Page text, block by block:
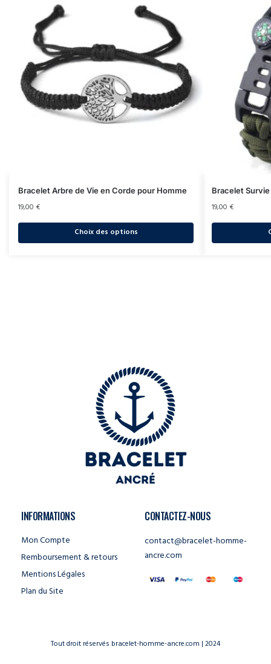
Bracelet Arbre de Vie en Corde pour Homme
19,00 €
Choix des options
Bracelet
19,00 €
INFORMATIONS
Mon Compte
Remboursement & retours
Mentions Légales
Plan du Site
CONTACTEZ-NOUS
contact@bracelet-homme-
ancre.com
Tout droit réservés bracelet-homme-ancre.com | 2024